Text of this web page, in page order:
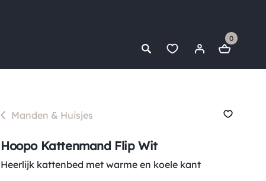
0
Manden & Huisjes
Hoopo Kattenmand Flip Wit
Heerlijk kattenbed met warme en koele kant